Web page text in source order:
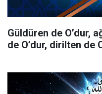
Güldüren de O’dur,
de O’dur, dirilten de